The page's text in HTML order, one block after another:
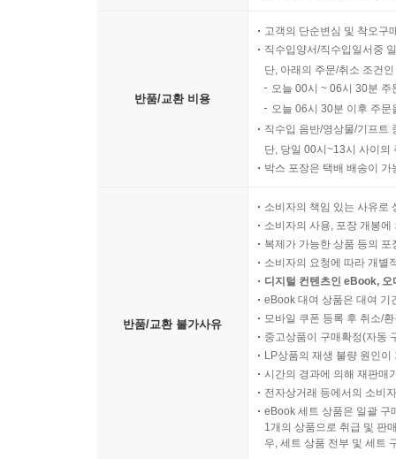
반품/교환 비용
고객의 단순변심 및 착오구
직수입양서/직수입일서중
단, 아래의 주문/취소 조건
오늘 00시 ~ 06시 30분
오늘 06시 30분 이후 주
직수입 음반/영상물/기프트
단, 당일 00시~13시 사이의
박스 포장은 택배 배송이
반품/교환 불가사유
소비자의 책임 있는 사유로
소비자의 사용, 포장 개봉
복제가 가능한 상품 등의
소비자의 요청에 따라 개별
디지털 컨텐츠인 eBook,
eBook 대여 상품은 대여 기
모바일 쿠폰 등록 후 취소/
중고상품이 구매확정(자동
LP상품의 재생 불량 원인
시간의 경과에 의해 재판매
전자상거래 등에서의 소비
eBook 세트 상품은 일괄 구
1개의 상품으로 취급 및 판
우, 세트 상품 전부 및 세트